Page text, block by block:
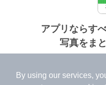
By using our services,
アプリならす
写真をま
✔️
高速表示で
個人情報保護